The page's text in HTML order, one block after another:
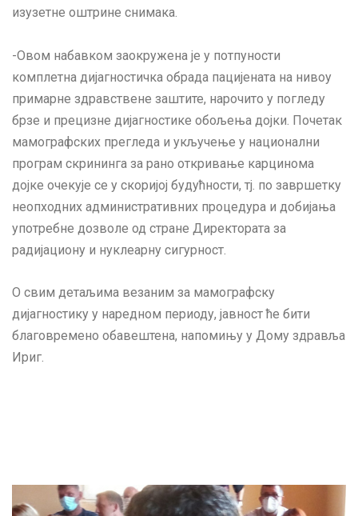
изузетне оштрине снимака.
-Овом набавком заокружена је у потпуности
комплетна дијагностичка обрада пацијената на нивоу
примарне здравствене заштите, нарочито у погледу
брзе и прецизне дијагностике обољења дојки. Почетак
мамографских прегледа и укључење у национални
програм скрининга за рано откривање карцинома
дојке очекује се у скоријој будућности, тј. по завршетку
неопходних административних процедура и добијања
употребне дозволе од стране Директората за
радијациону и нуклеарну сигурност.
О свим детаљима везаним за мамографску
дијагностику у наредном периоду, јавност ће бити
благовремено обавештена, напомињу у Дому здравља
Ириг.